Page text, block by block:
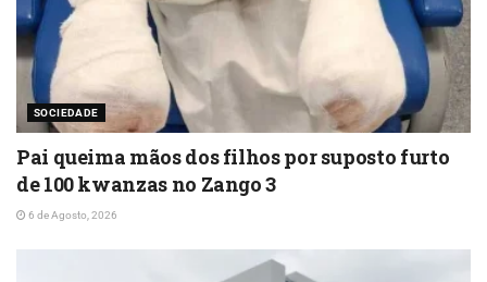
SOCIEDADE
Pai queima mãos dos filhos por suposto furto
de 100 kwanzas no Zango 3
6 de Agosto, 2026